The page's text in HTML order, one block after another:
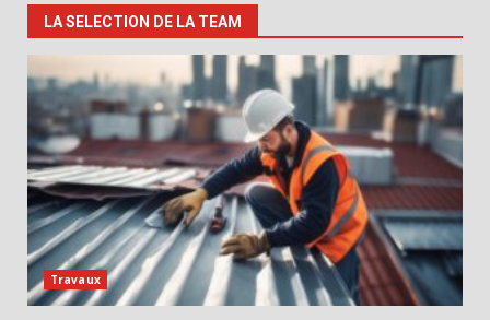
LA SELECTION DE LA TEAM
Travaux